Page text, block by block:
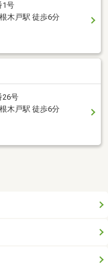
1号
木戸駅 徒歩6分
26号
木戸駅 徒歩6分